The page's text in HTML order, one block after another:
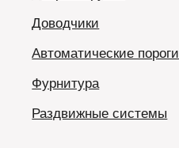
Доводчики
Автоматические пороги
Фурнитура
Раздвижные системы